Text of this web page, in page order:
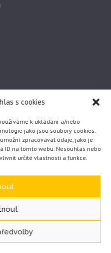
s cookies
k ukládání a/nebo
jako jsou soubory cookies.
zpracovávat údaje, jako je
ID na tomto webu. Nesouhlas nebo
určité vlastnosti a funkce.